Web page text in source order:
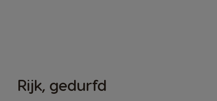
Rijk, gedurfd